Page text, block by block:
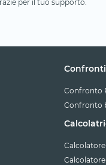
per il tuo supporto.
Confronti
Confronto
Confronto
Calcolatore